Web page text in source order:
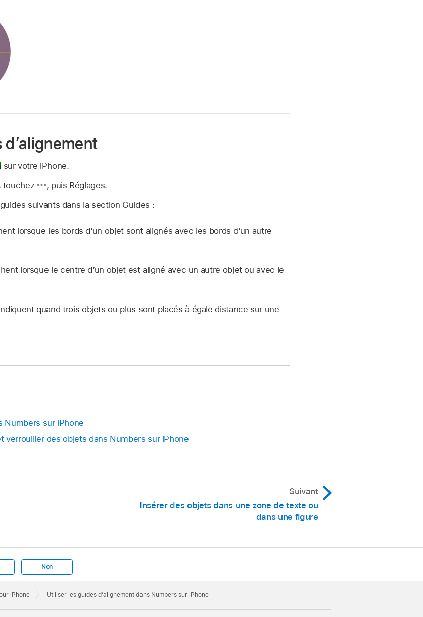
sur votre iPhone.
touchez
, puis Réglages.
suivants dans la section Guides :
lorsque les bords d’un objet sont alignés avec les bords d’un autre
lorsque le centre d’un objet est aligné avec un autre objet ou avec le
quand trois objets ou plus sont placés à égale distance sur une
Numbers sur iPhone
verrouiller des objets dans Numbers sur iPhone
Suivant
Insérer des objets dans une zone de texte ou
dans une figure
Non
iPhone Utiliser les guides d’alignement dans Numbers sur iPhone